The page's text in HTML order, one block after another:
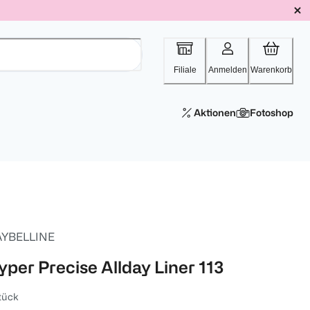
Filiale Anmelden Warenkorb
Aktionen Fotoshop
Precise Allday Liner 113